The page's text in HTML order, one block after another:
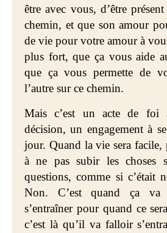
être avec vous, d’être
chemin, et que son amour
de vie pour votre amour à
plus fort, que ça vous aide
que ça vous permette de
l’autre sur ce chemin.
Mais c’est un acte de foi
décision, un engagement à
jour. Quand la vie sera facile,
à ne pas subir les choses
questions, comme si c’était
Non. C’est quand ça
s’entraîner pour quand ce
c’est là qu’il va falloir